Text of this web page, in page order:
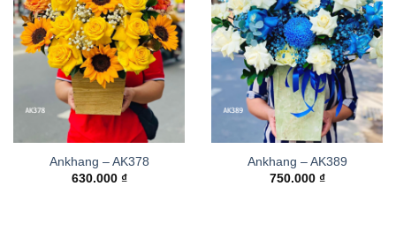
Ankhang – AK378
630.000 ₫
Ankhang – AK389
750.000 ₫